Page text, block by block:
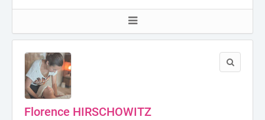
Florence HIRSCHOWITZ